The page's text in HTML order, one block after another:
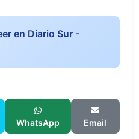
en Diario Sur -
WhatsApp Email